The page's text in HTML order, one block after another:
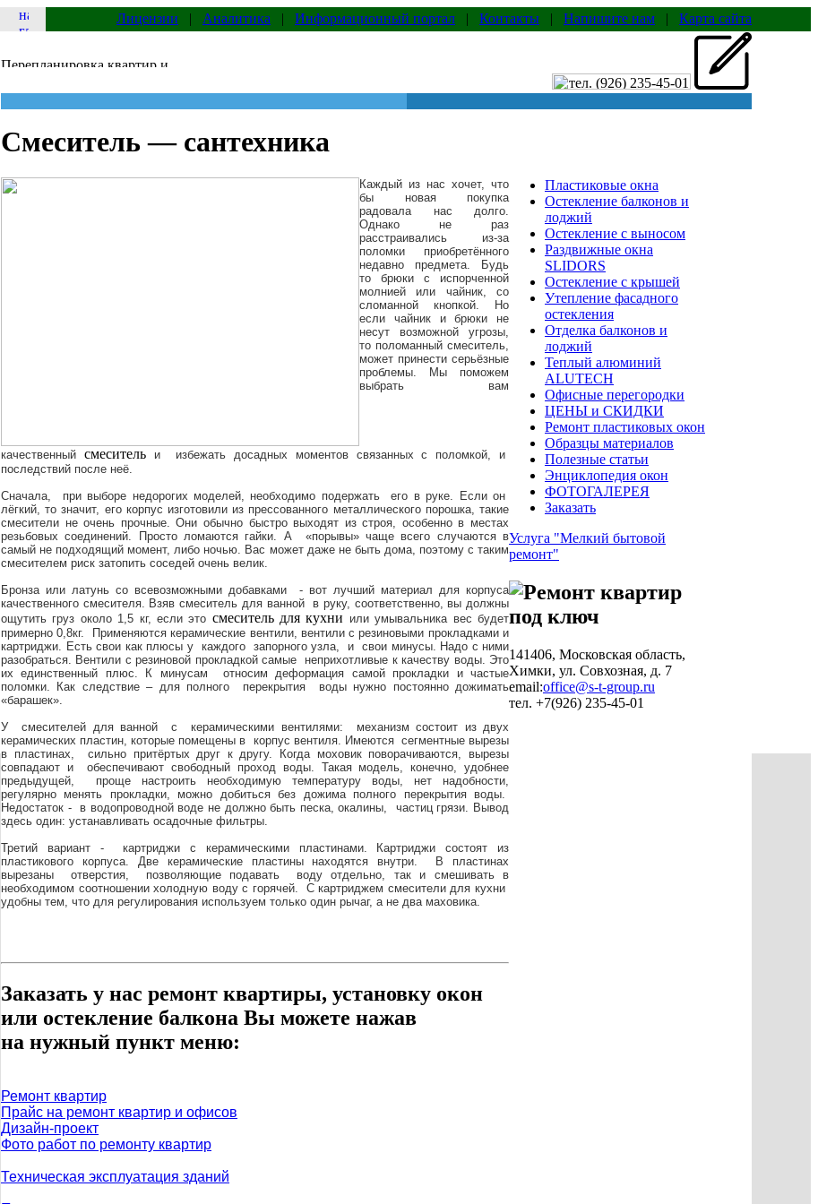
Лицензии | Аналитика | Информационный портал | Контакты | Напишите нам | Карта сайта
Смеситель — сантехника
Каждый из нас хочет, что
бы новая покупка
радовала нас долго.
Однако не раз
расстраивались из-за
поломки приобретённого
недавно предмета. Будь
то брюки с испорченной
молнией или чайник, со
сломанной кнопкой. Но
если чайник и брюки не
несут возможной угрозы,
то поломанный смеситель,
может принести серьёзные
проблемы. Мы поможем
выбрать вам
качественный смеситель
и избежать досадных моментов связанных с поломкой, и
последствий после неё.
Сначала, при выборе недорогих моделей, необходимо подержать его в руке. Если он
лёгкий, то значит, его корпус изготовили из прессованного металлического порошка, такие
смесители не очень прочные. Они обычно быстро выходят из строя, особенно в местах
резьбовых соединений. Просто ломаются гайки. А «порывы» чаще всего случаются в
самый не подходящий момент, либо ночью. Вас может даже не быть дома, поэтому с таким
смесителем риск затопить соседей очень велик.
Бронза или латунь со всевозможными добавками - вот лучший материал для корпуса
качественного смесителя. Взяв смеситель для ванной в руку, соответственно, вы должны
ощутить груз около 1,5 кг, если это смеситель для кухни или умывальника вес будет
примерно 0,8кг. Применяются керамические вентили, вентили с резиновыми прокладками и
картриджи. Есть свои как плюсы у каждого запорного узла, и свои минусы. Надо с ними
разобраться. Вентили с резиновой прокладкой самые неприхотливые к качеству воды. Это
их единственный плюс. К минусам относим деформация самой прокладки и частые
поломки. Как следствие – для полного перекрытия воды нужно постоянно дожимать
«барашек».
У смесителей для ванной с керамическими вентилями: механизм состоит из двух
керамических пластин, которые помещены в корпус вентиля. Имеются сегментные вырезы
в пластинах, сильно притёртых друг к другу. Когда моховик поворачиваются, вырезы
совпадают и обеспечивают свободный проход воды. Такая модель, конечно, удобнее
предыдущей, проще настроить необходимую температуру воды, нет надобности,
регулярно менять прокладки, можно добиться без дожима полного перекрытия воды.
Недостаток - в водопроводной воде не должно быть песка, окалины, частиц грязи. Вывод
здесь один: устанавливать осадочные фильтры.
Третий вариант - картриджи с керамическими пластинами. Картриджи состоят из
пластикового корпуса. Две керамические пластины находятся внутри. В пластинах
вырезаны отверстия, позволяющие подавать воду отдельно, так и смешивать в
необходимом соотношении холодную воду с горячей. С картриджем смесители для кухни
удобны тем, что для регулирования используем только один рычаг, а не два маховика.
Заказать у нас ремонт квартиры, установку окон
или остекление балкона Вы можете нажав
на нужный пункт меню:
Ремонт квартир
Прайс на ремонт квартир и офисов
Дизайн-проект
Фото работ по ремонту квартир
Техническая эксплуатация зданий
Пластиковые окна
Остекление балконов и
лоджий
Остекление с выносом
Раздвижные окна
SLIDORS
Остекление с крышей
Утепление фасадного
остекления
Отделка балконов и
лоджий
Теплый алюминий
ALUTECH
Офисные перегородки
ЦЕНЫ и СКИДКИ
Ремонт пластиковых окон
Образцы материалов
Полезные статьи
Энциклопедия окон
ФОТОГАЛЕРЕЯ
Заказать
Услуга "Мелкий бытовой
ремонт"
141406, Московская область,
Химки, ул. Совхозная, д. 7
email:office@s-t-group.ru
тел. +7(926) 235-45-01